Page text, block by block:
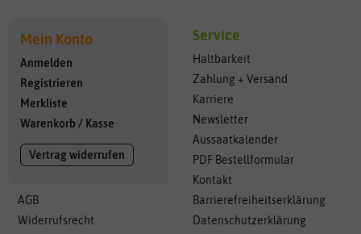
Mein Konto
Anmelden
Registrieren
Merkliste
Warenkorb / Kasse
Vertrag widerrufen
AGB
Widerrufsrecht
Service
Haltbarkeit
Zahlung + Versand
Karriere
Newsletter
Aussaatkalender
PDF Bestellformular
Kontakt
Barrierefreiheitserklärung
Datenschutzerklärung